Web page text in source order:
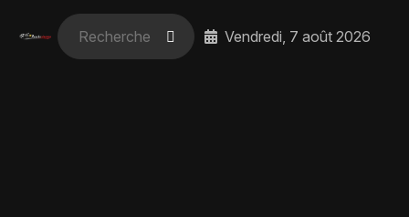
Vendredi, 7 août 2026